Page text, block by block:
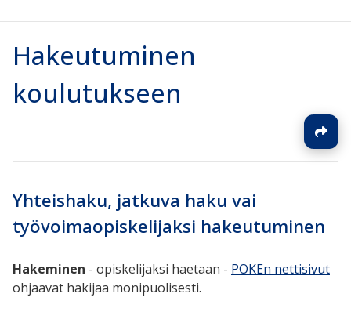
Hakeutuminen
koulutukseen
Yhteishaku, jatkuva haku vai
työvoimaopiskelijaksi hakeutuminen
Hakeminen - opiskelijaksi haetaan - POKEn nettisivut
ohjaavat hakijaa monipuolisesti.